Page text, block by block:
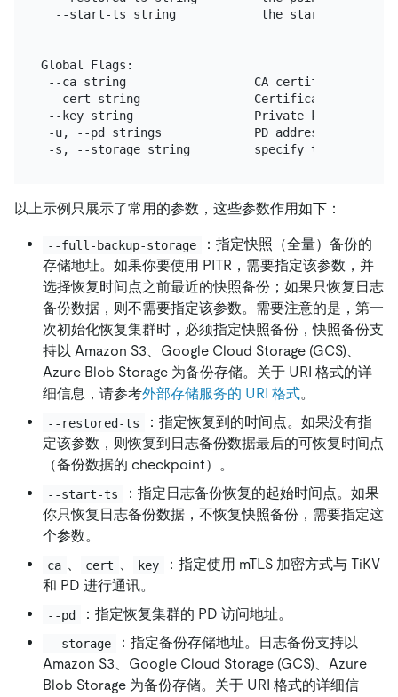
--start-ts string            the start
Global Flags:
--ca string                  CA certificate path
--cert string                Certificate path
--key string                 Private key path
-u, --pd strings             PD address (default
-s, --storage string         specify the url
以上示例只展示了常用的参数，这些参数作用如下：
--full-backup-storage
：指定快照（全量）备份的
存储地址。如果你要使用 PITR，需要指定该参数，并
选择恢复时间点之前最近的快照备份；如果只恢复日志
备份数据，则不需要指定该参数。需要注意的是，第一
次初始化恢复集群时，必须指定快照备份，快照备份支
持以 Amazon S3、Google Cloud Storage (GCS)、
Azure Blob Storage 为备份存储。关于 URI 格式的详
细信息，请参考外部存储服务的 URI 格式。
--restored-ts
：指定恢复到的时间点。如果没有指
定该参数，则恢复到日志备份数据最后的可恢复时间点
（备份数据的 checkpoint）。
--start-ts
：指定日志备份恢复的起始时间点。如果
你只恢复日志备份数据，不恢复快照备份，需要指定这
个参数。
ca 、 cert 、 key
：指定使用 mTLS 加密方式与 TiKV
和 PD 进行通讯。
--pd ：指定恢复集群的 PD 访问地址。
--storage
：指定备份存储地址。日志备份支持以
Amazon S3、Google Cloud Storage (GCS)、Azure
Blob Storage 为备份存储。关于 URI 格式的详细信